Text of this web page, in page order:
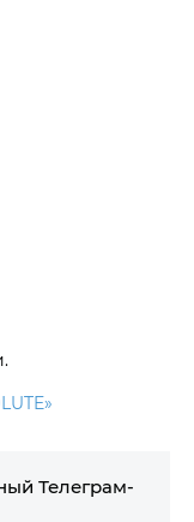
Телеграм-